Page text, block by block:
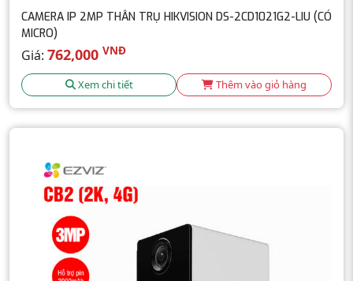
CAMERA IP 2MP THÂN TRỤ HIKVISION DS-2CD1021G2-LIU (CÓ
MICRO)
Giá: 762,000 VNĐ
Xem chi tiết Thêm vào giỏ hàng